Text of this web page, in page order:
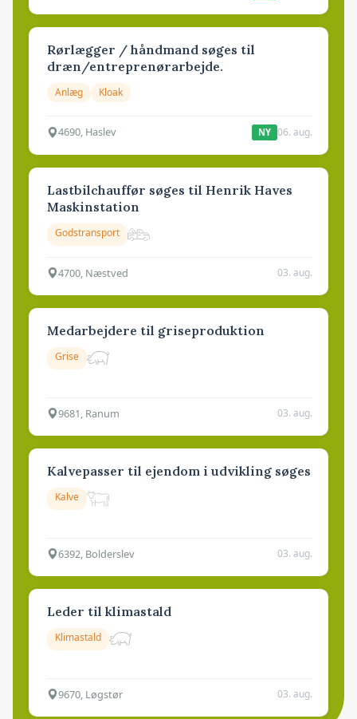
Rørlægger / håndmand søges til
dræn/entreprenørarbejde.
Anlæg Kloak
4690, Haslev NY 06. aug.
Lastbilchauffør søges til Henrik Haves
Maskinstation
Godstransport
4700, Næstved 03. aug.
Medarbejdere til griseproduktion
Grise
9681, Ranum 03. aug.
Kalvepasser til ejendom i udvikling søges
Kalve
6392, Bolderslev 03. aug.
Leder til klimastald
Klimastald
9670, Løgstør 03. aug.